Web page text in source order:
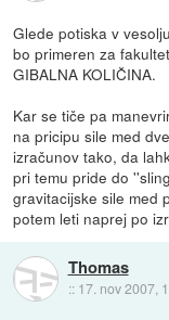
Glede potiska v
bo primeren za
GIBALNA KOLIČINA.
Kar se tiče pa
na pricipu sile med
izračunov tako, da
pri temu pride do
gravitacijske sile med
potem leti naprej po
Thomas
:: 17. nov 2007,